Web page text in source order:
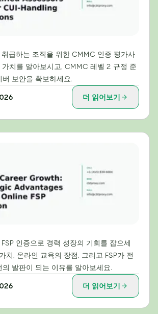
취급하는 조직을 위한 CMMC 인증 평가사
가치를 알아보시고, CMMC 레벨 2 규정 준
보안을 확보하세요.
더 읽어보기
인증으로 경력 성장의 기회를 잡으세
치, 온라인 교육의 장점, 그리고 FSP가 전
발판이 되는 이유를 알아보세요.
더 읽어보기